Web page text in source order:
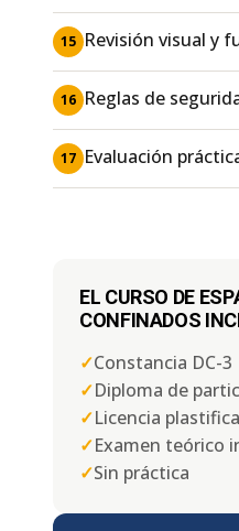
15 Revisión visual y
16 Reglas de
17 Evaluación
EL CURSO DE
CONFINADOS
✓Constancia DC-3
✓Diploma de
✓Licencia
✓Examen teórico
✓Sin práctica